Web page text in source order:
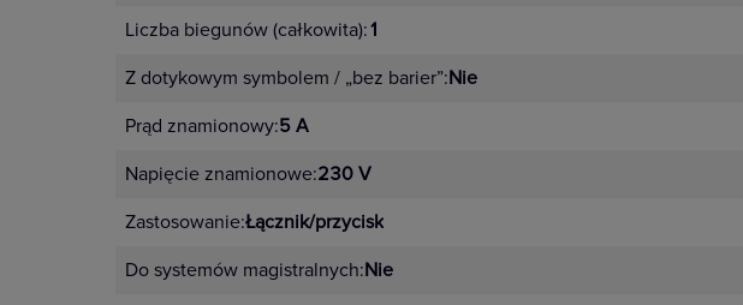
Liczba biegunów (całkowita):1
Z dotykowym symbolem / „bez barier”:Nie
Prąd znamionowy:5 A
Napięcie znamionowe:230 V
Zastosowanie:Łącznik/przycisk
Do systemów magistralnych:Nie